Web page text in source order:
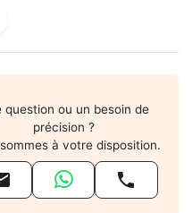
question ou un besoin de
précision ?
à votre disposition.
